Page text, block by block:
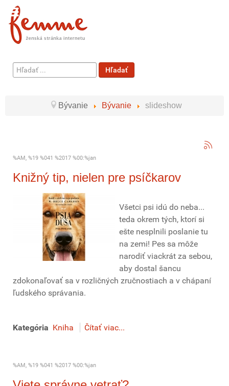
Hľadať
...
Hľadať
Bývanie Bývanie slideshow
%AM, %19 %041 %2017 %00:%jan
Knižný tip, nielen pre psíčkarov
Všetci psi idú do neba...
teda okrem tých, ktorí si
ešte nesplnili poslanie tu
na zemi! Pes sa môže
narodiť viackrát za sebou,
aby dostal šancu
zdokonaľovať sa v rozličných zručnostiach a v chápaní
ľudského správania.
Kategória Kniha Čítať viac...
%AM, %19 %041 %2017 %00:%jan